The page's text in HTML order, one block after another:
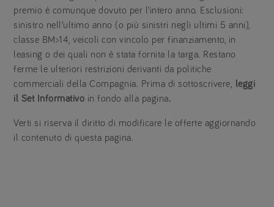
premio è comunque dovuto per l’intero anno. Esclusioni:
sinistro nell’ultimo anno (o più sinistri negli ultimi 5 anni),
classe BM>14, veicoli con vincolo per finanziamento, in
leasing o dei quali non è stata fornita la targa. Restano
ferme le ulteriori restrizioni derivanti da politiche
commerciali della Compagnia. Prima di sottoscrivere,
leggi
il Set Informativo in fondo alla pagina.
Verti si riserva il diritto di modificare le offerte aggiornando
il contenuto di questa pagina.